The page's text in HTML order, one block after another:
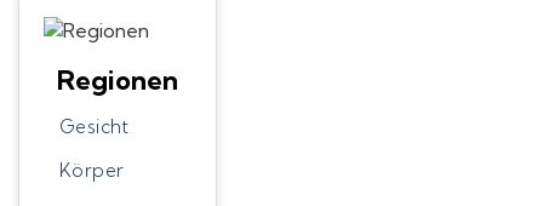
Regionen
Gesicht
Körper